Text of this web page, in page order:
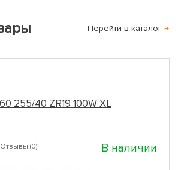
Перейти в каталог →
255/40 ZR19 100W XL
Отзывы (0) В наличии